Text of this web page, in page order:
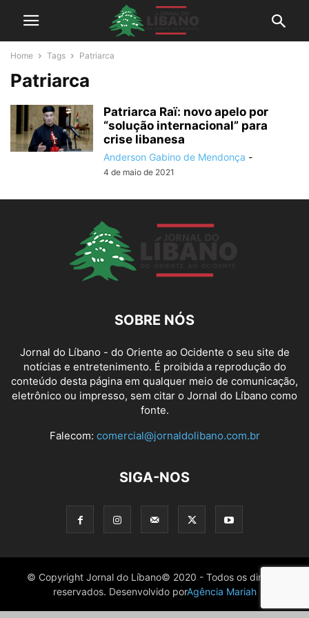
Home Tags Patriarca
Patriarca
Patriarca Raï: novo apelo por
“solução internacional” para
crise libanesa
Anderson Gabino de Mendonça -
4 de maio de 2021
SOBRE NÓS
Jornal do Líbano - do Oriente ao Ocidente o seu site de
notícias e entretenimento. É proibida a reprodução do
conteúdo desta página em qualquer meio de comunicação,
eletrônico ou impresso, sem citar o Jornal do Líbano como
fonte.
Falecom: comercial@jornaldolibano.com.br
SIGA-NOS
© Copyright Jornal do Líbano© 2020 - Todos os direitos
reservados. Desenvolvido porAgência Mariah